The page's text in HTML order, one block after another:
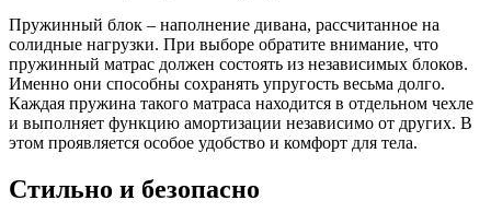
Пружинный блок – наполнение дивана, рассчитанное на
солидные нагрузки. При выборе обратите внимание, что
пружинный матрас должен состоять из независимых блоков.
Именно они способны сохранять упругость весьма долго.
Каждая пружина такого матраса находится в отдельном чехле
и выполняет функцию амортизации независимо от других. В
этом проявляется особое удобство и комфорт для тела.
Стильно и безопасно